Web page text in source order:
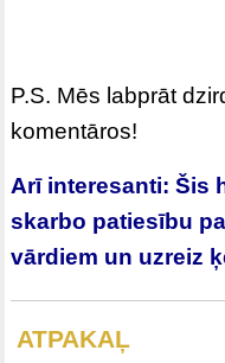
P.S. Mēs labprāt
komentāros!
Arī interesanti:Šis
skarbo patiesību
vārdiem un uzreiz
ATPAKAĻ